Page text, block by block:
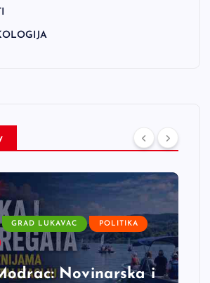
GRAD LUKAVAC POLITIKA
Novinarska i